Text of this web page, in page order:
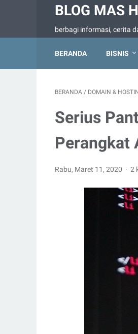
BLOG MAS
berbagi informasi, cerita
BERANDA BISNIS
BERANDA / DOMAIN &
Serius
Perangkat
Rabu, Maret 11, 2020 2